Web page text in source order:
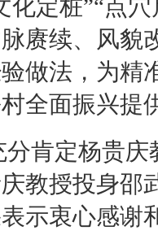
化定桩”“点
赓续、风貌
做法，为精
全面振兴提
分肯定杨贵
教授投身邵
示衷心感谢